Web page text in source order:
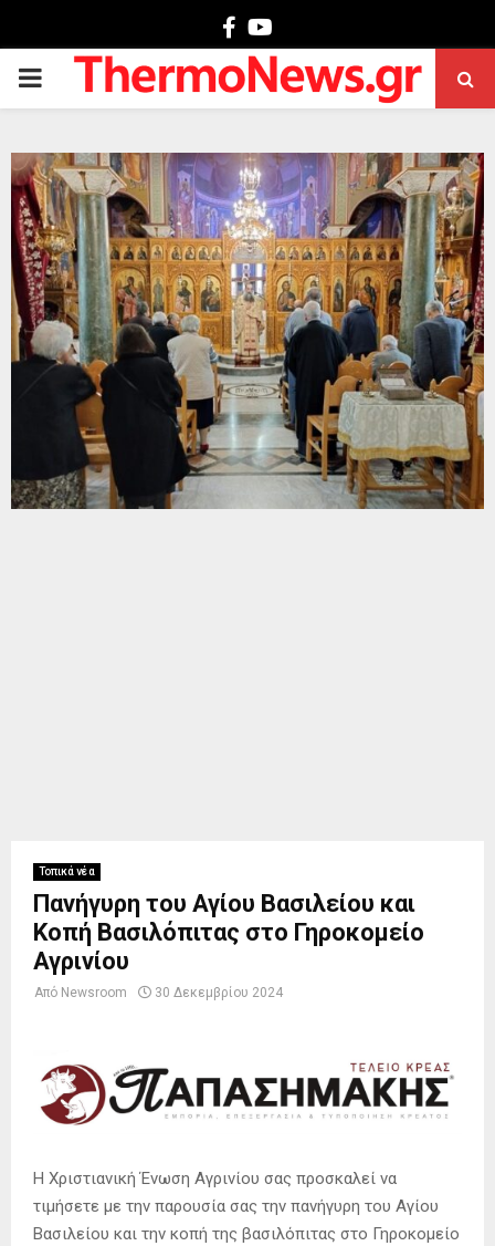
Facebook
PRIMARY
Τοπικά νέα
Πανήγυρη του Αγίου Βασιλείου και
Κοπή Βασιλόπιτας στο Γηροκομείο
Αγρινίου
Από Newsroom 30 Δεκεμβρίου 2024
Η Χριστιανική Ένωση Αγρινίου σας προσκαλεί να
τιμήσετε με την παρουσία σας την πανήγυρη του Αγίου
Βασιλείου και την κοπή της βασιλόπιτας στο Γηροκομείο